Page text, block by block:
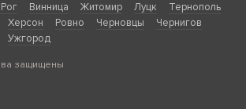
Винница Житомир Луцк
Тернополь
Херсон Ровно Черновцы
Чернигов
Ужгород
защищены